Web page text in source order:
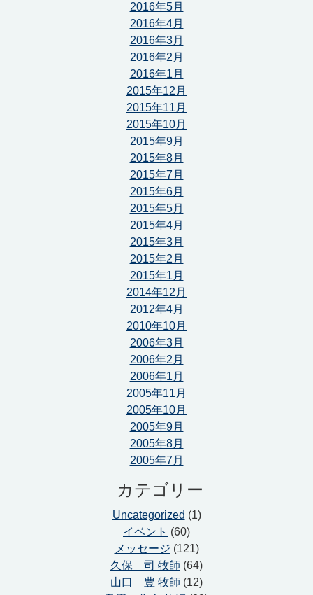
2016年5月
2016年4月
2016年3月
2016年2月
2016年1月
2015年12月
2015年11月
2015年10月
2015年9月
2015年8月
2015年7月
2015年6月
2015年5月
2015年4月
2015年3月
2015年2月
2015年1月
2014年12月
2012年4月
2010年10月
2006年3月
2006年2月
2006年1月
2005年11月
2005年10月
2005年9月
2005年8月
2005年7月
カテゴリー
Uncategorized (1)
イベント (60)
メッセージ (121)
久保 司 牧師 (64)
山口 豊 牧師 (12)